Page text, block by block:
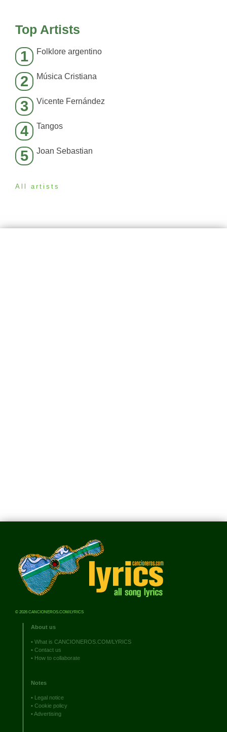
Top Artists
1 Folklore argentino
2 Música Cristiana
3 Vicente Fernández
4 Tangos
5 Joan Sebastian
All artists
© 2026 CANCIONEROS.COM/LYRICS
About us
• What is CANCIONEROS.COM/LYRICS
• Contact us
• How to collaborate
Notes
• Legal notice
• Cookie policy
•Advertising